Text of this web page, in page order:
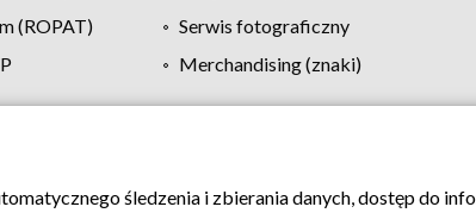
(ROPAT)
Serwis fotograficzny
Merchandising (znaki)
Pomoc Biuro reklamy Kontakt
śledzenia i zbierania danych, dostęp do